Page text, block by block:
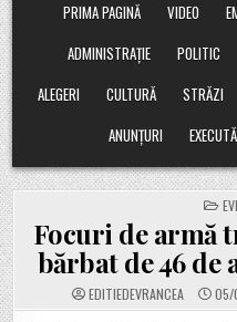
PRIMA PAGINĂ
VIDEO
ADMINISTRAȚIE
POLITIC
ALEGERI
CULTURĂ STRĂZI
ANUNȚURI
IN
Focuri de armă
bărbat de 46 de
EDITIEDEVRANCEA 05/